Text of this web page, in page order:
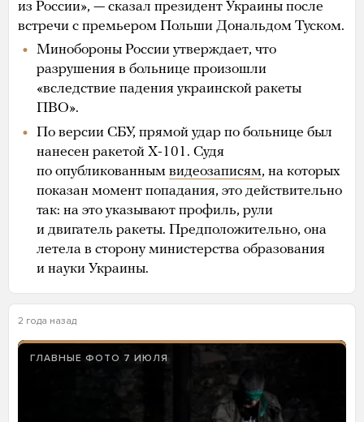
из России», — сказал президент Украины после
встречи с премьером Польши Дональдом Туском.
Минобороны России утверждает, что
разрушения в больнице произошли
«вследствие падения украинской ракеты
ПВО».
По версии СБУ, прямой удар по больнице был
нанесен ракетой Х-101. Судя
по опубликованным видеозаписям, на которых
показан момент попадания, это действительно
так: на это указывают профиль, рули
и двигатель ракеты. Предположительно, она
летела в сторону министерства образования
и науки Украины.
2 года назад
ГЛАВНЫЕ ФОТО 7 ИЮЛЯ